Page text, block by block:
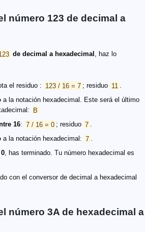
número 123 de decimal a
de decimal a hexadecimal , haz lo
el residuo : 123 / 16 = 7 ; residuo 11 .
a la notación hexadecimal. Este será el último
B
16: 7 / 16 = 0 ; residuo 7 .
a la notación hexadecimal: 7 .
, has terminado. Tu número hexadecimal es
con el conversor de decimal a hexadecimal
número 3A de hexadecimal a